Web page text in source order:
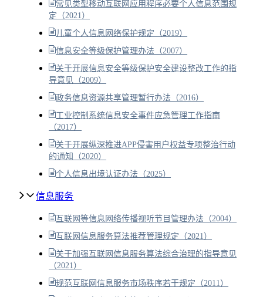
常见类型移动互联网应用程序必要个人信息范围规
定（2021）
儿童个人信息网络保护规定（2019）
信息安全等级保护管理办法（2007）
关于开展信息安全等级保护安全建设整改工作的指
导意见（2009）
政务信息资源共享管理暂行办法（2016）
工业控制系统信息安全事件应急管理工作指南
（2017）
关于开展纵深推进APP侵害用户权益专项整治行动
的通知（2020）
个人信息出境认证办法（2025）
信息服务
互联网等信息网络传播视听节目管理办法（2004）
互联网信息服务算法推荐管理规定（2021）
关于加强互联网信息服务算法综合治理的指导意见
（2021）
规范互联网信息服务市场秩序若干规定（2011）